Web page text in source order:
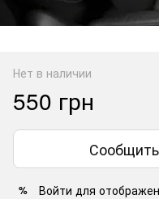
Нет в наличии
550 грн
% Войти для